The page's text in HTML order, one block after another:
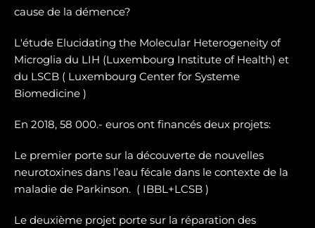
cause de la démence?
L'étude Elucidating the Molecular Heterogeneity of
Microglia du LIH (Luxembourg Institute of Health) et
du LSCB ( Luxembourg Center for Systeme
Biomedicine )
En 2018, 58 000.- euros ont financés deux projets:
Le premier porte sur la découverte de nouvelles
neurotoxines dans l’eau fécale dans le contexte de la
maladie de Parkinson. ( IBBL+LCSB )
Le deuxième projet porte sur la réparation des